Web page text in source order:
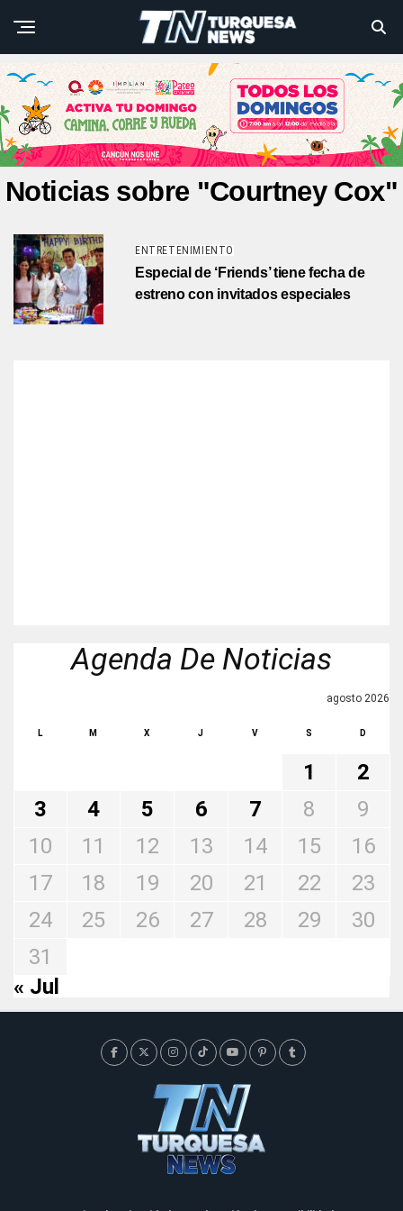
Noticias sobre "Courtney Cox"
ENTRETENIMIENTO
Especial de ‘Friends’ tiene fecha de
estreno con invitados especiales
Agenda De Noticias
agosto 2026
L M X J V S D
1
2
3
4 5 6 7 8
9
10
11 12 13 14 15
16
17
18 19 20 21 22
23
24
25 26 27 28 29
30
31
« Jul